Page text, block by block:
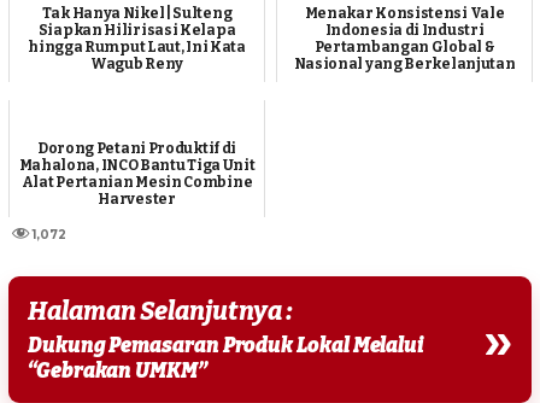
Tak Hanya Nikel | Sulteng
Siapkan Hilirisasi Kelapa
hingga Rumput Laut, Ini Kata
Wagub Reny
Menakar Konsistensi Vale
Indonesia di Industri
Pertambangan Global &
Nasional yang Berkelanjutan
Dorong Petani Produktif di
Mahalona, INCO Bantu Tiga Unit
Alat Pertanian Mesin Combine
Harvester
1,072
Halaman Selanjutnya :
Dukung Pemasaran Produk Lokal Melalui
“Gebrakan UMKM”
»